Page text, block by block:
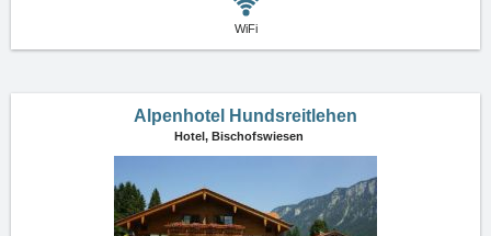
WiFi
Alpenhotel Hundsreitlehen
Hotel, Bischofswiesen